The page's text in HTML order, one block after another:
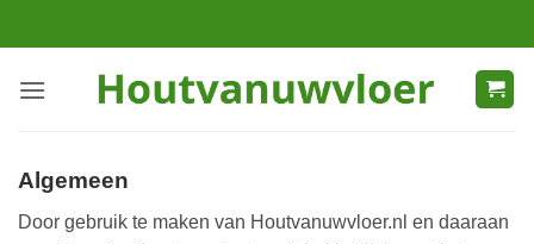
naar
Algemeen
Door gebruik te maken van Houtvanuwvloer.nl en daaraan